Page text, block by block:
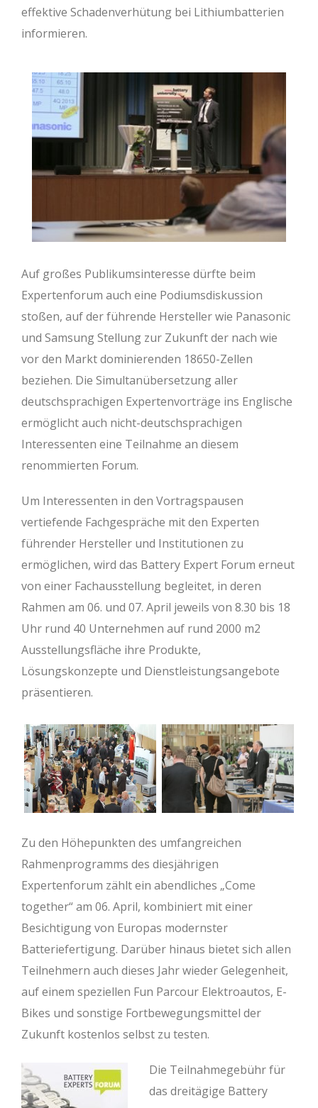
effektive Schadenverhütung bei Lithiumbatterien
informieren.
Auf großes Publikumsinteresse dürfte beim
Expertenforum auch eine Podiumsdiskussion
stoßen, auf der führende Hersteller wie Panasonic
und Samsung Stellung zur Zukunft der nach wie
vor den Markt dominierenden 18650-Zellen
beziehen. Die Simultanübersetzung aller
deutschsprachigen Expertenvorträge ins Englische
ermöglicht auch nicht-deutschsprachigen
Interessenten eine Teilnahme an diesem
renommierten Forum.
Um Interessenten in den Vortragspausen
vertiefende Fachgespräche mit den Experten
führender Hersteller und Institutionen zu
ermöglichen, wird das Battery Expert Forum erneut
von einer Fachausstellung begleitet, in deren
Rahmen am 06. und 07. April jeweils von 8.30 bis 18
Uhr rund 40 Unternehmen auf rund 2000 m2
Ausstellungsfläche ihre Produkte,
Lösungskonzepte und Dienstleistungsangebote
präsentieren.
Zu den Höhepunkten des umfangreichen
Rahmenprogramms des diesjährigen
Expertenforum zählt ein abendliches „Come
together“ am 06. April, kombiniert mit einer
Besichtigung von Europas modernster
Batteriefertigung. Darüber hinaus bietet sich allen
Teilnehmern auch dieses Jahr wieder Gelegenheit,
auf einem speziellen Fun Parcour Elektroautos, E-
Bikes und sonstige Fortbewegungsmittel der
Zukunft kostenlos selbst zu testen.
Die Teilnahmegebühr für
das dreitägige Battery